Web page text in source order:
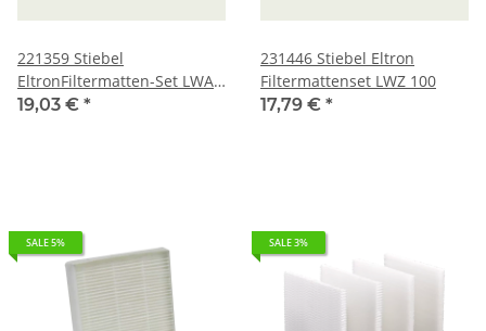
221359 Stiebel
EltronFiltermatten-Set LWA
403
19,03 € *
231446 Stiebel Eltron
Filtermattenset LWZ 100
17,79 € *
SALE 5% SALE 3%